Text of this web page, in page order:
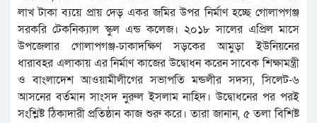
লাখ টাকা ব্যয়ে প্রায় দেড় একর জমির উপর নির্মাণ হচ্ছে গোলাপগঞ্জ
সরকরি টেকনিক্যাল স্কুল এন্ড কলেজ। ২০১৮ সালের এপ্রিল মাসে
উপজেলার গোলাপগঞ্জ-ঢাকাদক্ষিণ সড়কের আমুড়া ইউনিয়নের
ধারাবহর এলাকায় এর নির্মাণ কাজের উদ্বোধন করেন সাবেক শিক্ষামন্ত্রী
ও বাংলাদেশ আওয়ামীলীগের সভাপতি মন্ডলীর সদস্য, সিলেট-৬
আসনের বর্তমান সাংসদ নুরুল ইসলাম নাহিদ। উদ্বোধনের পর পরই
সংশ্লিষ্ট ঠিকাদারী প্রতিষ্ঠান কাজ শুরু করে। তারা জানান, ৫ তলা বিশিষ্ট